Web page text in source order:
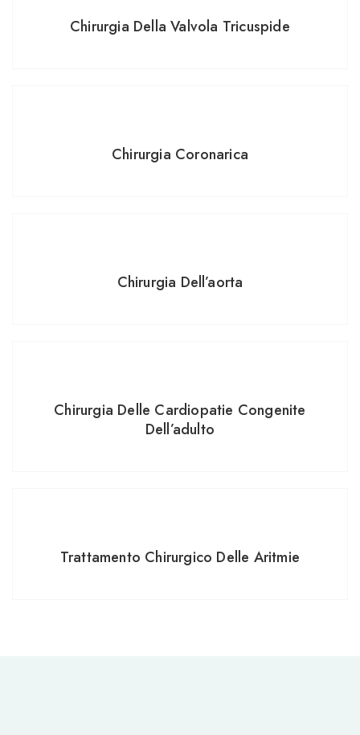
Chirurgia Della Valvola Tricuspide
Chirurgia Coronarica
Chirurgia Dell’aorta
Chirurgia Delle Cardiopatie Congenite
Dell’adulto
Trattamento Chirurgico Delle Aritmie